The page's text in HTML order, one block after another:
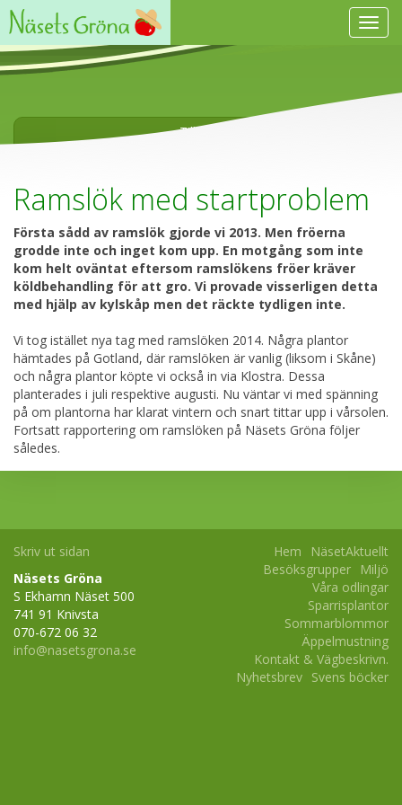
Visa/
Tillbaka
Ramslök med startproblem
Första sådd av ramslök gjorde vi 2013. Men fröerna
grodde inte och inget kom upp. En motgång som inte
kom helt oväntat eftersom ramslökens fröer kräver
köldbehandling för att gro. Vi provade visserligen detta
med hjälp av kylskåp men det räckte tydligen inte.
Vi tog istället nya tag med ramslöken 2014. Några plantor
hämtades på Gotland, där ramslöken är vanlig (liksom i Skåne)
och några plantor köpte vi också in via Klostra. Dessa
planterades i juli respektive augusti. Nu väntar vi med spänning
på om plantorna har klarat vintern och snart tittar upp i vårsolen.
Fortsatt rapportering om ramslöken på Näsets Gröna följer
således.
Skriv ut sidan
Näsets Gröna
S Ekhamn Näset 500
741 91 Knivsta
070-672 06 32
info@nasetsgrona.se
Hem
NäsetAktuellt
Besöksgrupper
Miljö
Våra odlingar
Sparrisplantor
Sommarblommor
Äppelmustning
Kontakt & Vägbeskrivn.
Nyhetsbrev Svens böcker